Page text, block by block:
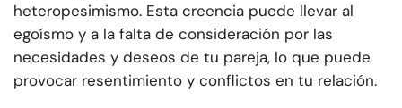
heteropesimismo. Esta creencia puede llevar al
egoísmo y a la falta de consideración por las
necesidades y deseos de tu pareja, lo que puede
provocar resentimiento y conflictos en tu relación.